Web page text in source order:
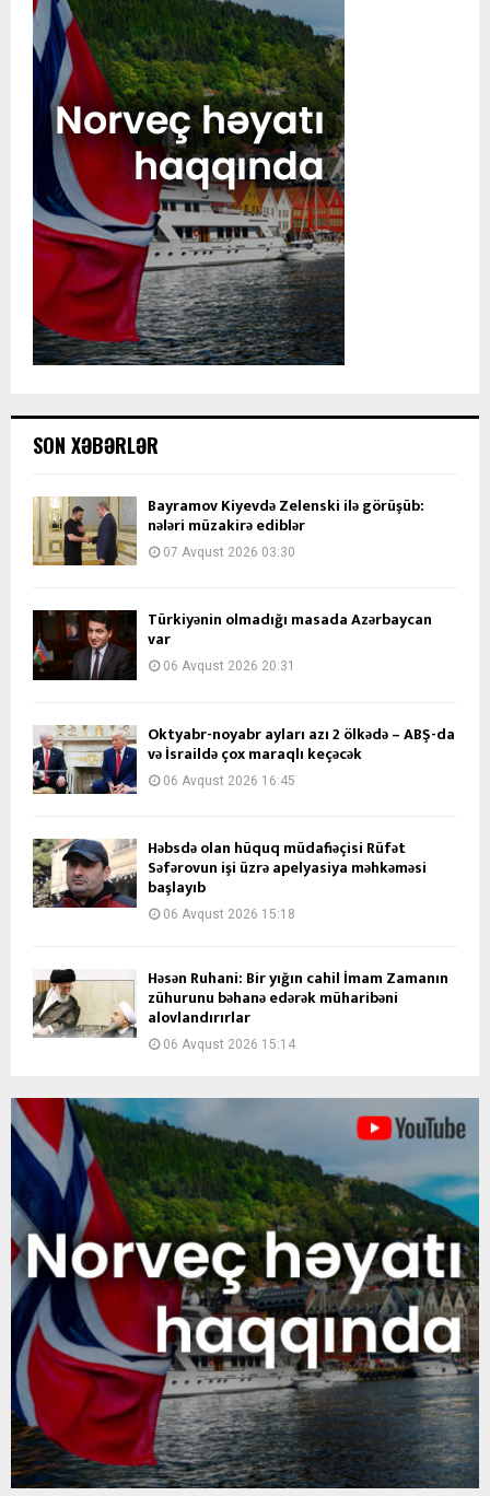
SON XƏBƏRLƏR
Bayramov Kiyevdə Zelenski ilə görüşüb:
nələri müzakirə ediblər
07 Avqust 2026 03:30
Türkiyənin olmadığı masada Azərbaycan
var
06 Avqust 2026 20:31
Oktyabr-noyabr ayları azı 2 ölkədə – ABŞ-da
və İsraildə çox maraqlı keçəcək
06 Avqust 2026 16:45
Həbsdə olan hüquq müdafiəçisi Rüfət
Səfərovun işi üzrə apelyasiya məhkəməsi
başlayıb
06 Avqust 2026 15:18
Həsən Ruhani: Bir yığın cahil İmam Zamanın
zühurunu bəhanə edərək müharibəni
alovlandırırlar
06 Avqust 2026 15:14